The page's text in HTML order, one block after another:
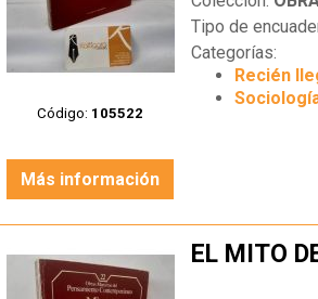
Código: 105522
Tipo de
Categorías:
Recién
Más información
EL MITO